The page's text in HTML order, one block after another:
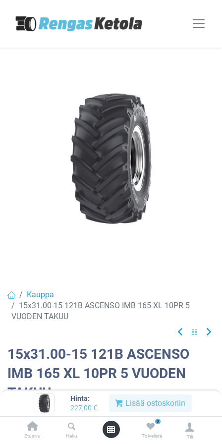
Hinta:
227,00 € Lisää ostoskoriin
Etusivu Haku
0
Toivelista Tili
Kauppa
15x31.00-15 121B ASCENSO IMB 165 XL 10PR 5
VUODEN TAKUU
15x31.00-15 121B ASCENSO
IMB 165 XL 10PR 5 VUODEN
TAKUU
8904365504185 Tuotekoodi:
227,00 / kpl